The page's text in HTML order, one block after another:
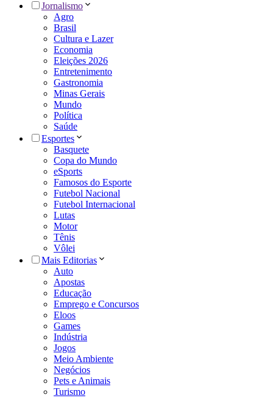
Jornalismo
Agro
Brasil
Cultura e Lazer
Economia
Eleições 2026
Entretenimento
Gastronomia
Minas Gerais
Mundo
Política
Saúde
Esportes
Basquete
Copa do Mundo
eSports
Famosos do Esporte
Futebol Nacional
Futebol Internacional
Lutas
Motor
Tênis
Vôlei
Mais Editorias
Auto
Apostas
Educação
Emprego e Concursos
Eloos
Games
Indústria
Jogos
Meio Ambiente
Negócios
Pets e Animais
Turismo